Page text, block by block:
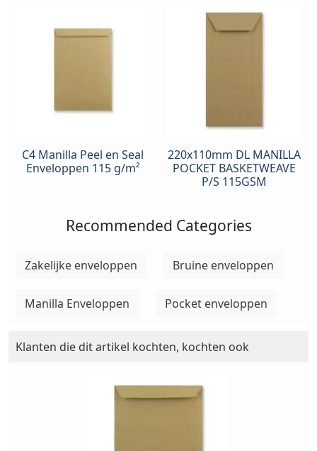
C4 Manilla Peel en Seal
Enveloppen 115 g/m²
220x110mm DL MANILLA
POCKET BASKETWEAVE
P/S 115GSM
Recommended Categories
Zakelijke enveloppen Bruine enveloppen
Manilla Enveloppen Pocket enveloppen
Klanten die dit artikel kochten, kochten ook